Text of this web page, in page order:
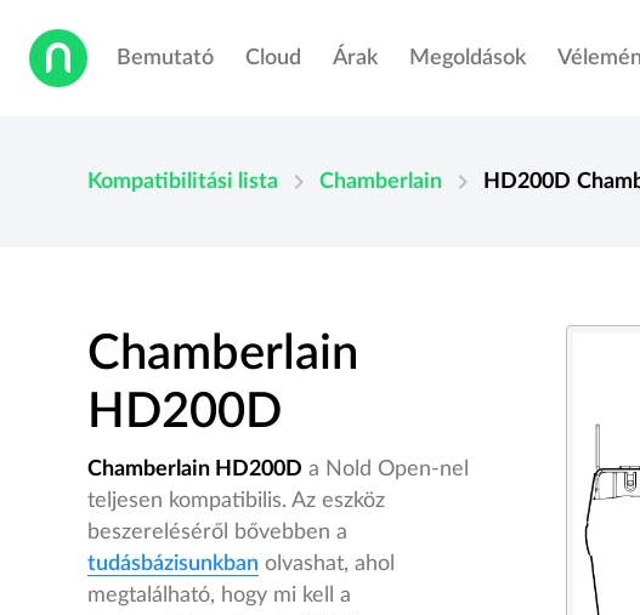
Bemutató Cloud Árak Megoldások
Kompatibilitási lista chevron_right Chamberlain chevron_right HD200D
Chamberlain
HD200D
Chamberlain HD200D a Nold Open-nel
teljesen kompatibilis. Az eszköz
beszereléséről bővebben a
tudásbázisunkban olvashat, ahol
megtalálható, hogy mi kell a